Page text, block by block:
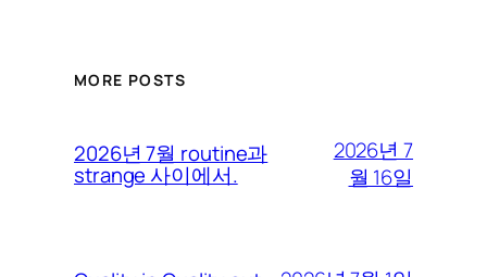
MORE POSTS
2026년 7월 routine과
strange 사이에서.
2026년 7
월 16일